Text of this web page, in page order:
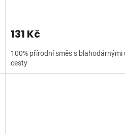
131 Kč
100% přírodní směs s
cesty